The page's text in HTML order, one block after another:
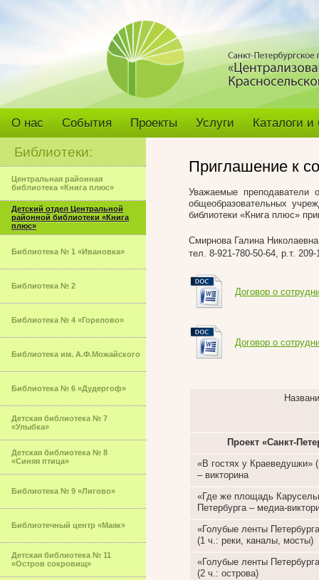
О нас События Проекты Услуги Каталоги
Библиотеки:
Центральная районная
библиотека «Книга плюс»
Детский отдел Центральной
районной библиотеки «Книга
плюс»
Библиотека № 1 «Ивановка»
Библиотека № 2
Библиотека № 4 «Горелово»
Библиотека им. А.Ф.Можайского
Библиотека № 6 «Дудергоф»
Детская библиотека № 7
«Улыбка»
Детская библиотека № 8
«Синяя птица»
Библиотека № 9 «Лигово»
Библиотечный центр «Маяк»
Детская библиотека № 11
«Остров сокровищ»
Приглашение к
Уважаемые преподаватели
общеобразовательных
библиотеки «Книга плюс»
Смирнова Галина
тел. 8-921-780-50-64, р.т. 209-
Договор о
Договор о
Проект «Санкт-
«В гостях у Краеведушки»
– викторина
«Где же площадь
Петербурга – медиа-
«Голубые ленты
(1 ч.: реки, каналы, мосты)
«Голубые ленты
(2 ч.: острова)